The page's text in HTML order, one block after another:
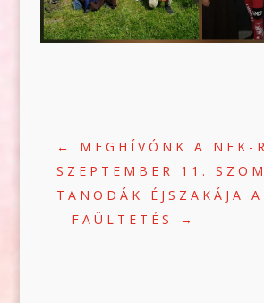
← MEGHÍVÓNK A NEK-
SZEPTEMBER 11.
TANODÁK ÉJSZAKÁJA
- FAÜLTETÉS
→